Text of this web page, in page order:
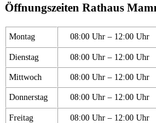
Öffnungszeiten Rathaus
Montag 08:00 Uhr – 12:00 Uhr
Dienstag 08:00 Uhr – 12:00 Uhr
Mittwoch 08:00 Uhr – 12:00 Uhr
Donnerstag 08:00 Uhr – 12:00 Uhr
Freitag 08:00 Uhr – 12:00 Uhr